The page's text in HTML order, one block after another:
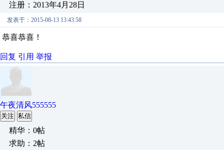
注册：2013年4月28日
发表于：2015-08-13 13:43:58
恭喜恭喜！
回复 引用 举报
午夜清风555555
关注 私信
精华：0帖
求助：2帖